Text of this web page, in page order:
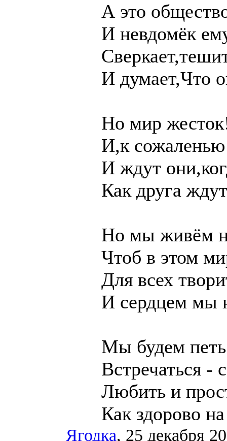
А это
И невдомёк
И думает,Что
Но мир
И,к сожаленью
И ждут
Как друга
Но мы живём
Чтоб в этом
Для всех
И сердцем мы
Мы будем петь
Встречаться -
Любить и
Как здорово
Ягодка, 25 декабря